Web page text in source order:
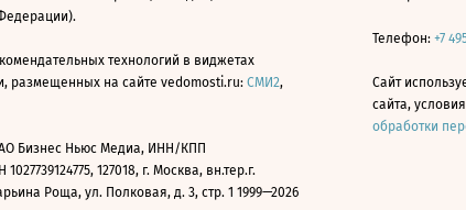
технологий в виджетах
размещенных на сайте vedomosti.ru: СМИ2,
Бизнес Ньюс Медиа, ИНН/КПП
1027739124775, 127018, г. Москва, вн.тер.г.
Роща, ул. Полковая, д. 3, стр. 1 1999—2026
Телефон: +7
Сайт
сайта,
обработки